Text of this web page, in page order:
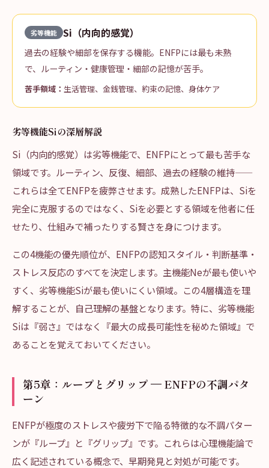
劣等機能 Si（内向的感覚）
過去の経験や細部を保存する機能。ENFPには最も未熟
で、ルーティン・健康管理・細部の記憶が苦手。
苦手領域： 生活管理、金銭管理、約束の記憶、身体ケア
劣等機能Siの深層解説
Si（内向的感覚）は劣等機能で、ENFPにとって最も苦手な
領域です。ルーティン、反復、細部、過去の経験の維持——
これらは全てENFPを疲弊させます。成熟したENFPは、Siを
完全に克服するのではなく、Siを必要とする領域を他者に任
せたり、仕組みで補ったりする賢さを身につけます。
この4機能の優先順位が、ENFPの認知スタイル・判断基準・
ストレス反応のすべてを決定します。主機能Neが最も使いや
すく、劣等機能Siが最も使いにくい領域。この4層構造を理
解することが、自己理解の基盤となります。特に、劣等機能
Siは『弱さ』ではなく『最大の成長可能性を秘めた領域』で
あることを覚えておいてください。
第5章：ループとグリップ — ENFPの不調パタ
ーン
ENFPが極度のストレスや疲労下で陥る特徴的な不調パター
ンが『ループ』と『グリップ』です。これらは心理機能論で
広く記述されている概念で、早期発見と対処が可能です。